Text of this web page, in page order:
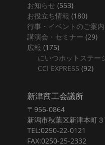
お知らせ (553)
お役立ち情報 (180)
行事・イベントのご案内
講演会・セミナー (29)
広報 (175)
にいつホットステー
CCI EXPRESS (92)
新津商工会議所
〒956-0864
新潟市秋葉区新津本町
TEL:0250-22-0121
FAX:0250-25-2332